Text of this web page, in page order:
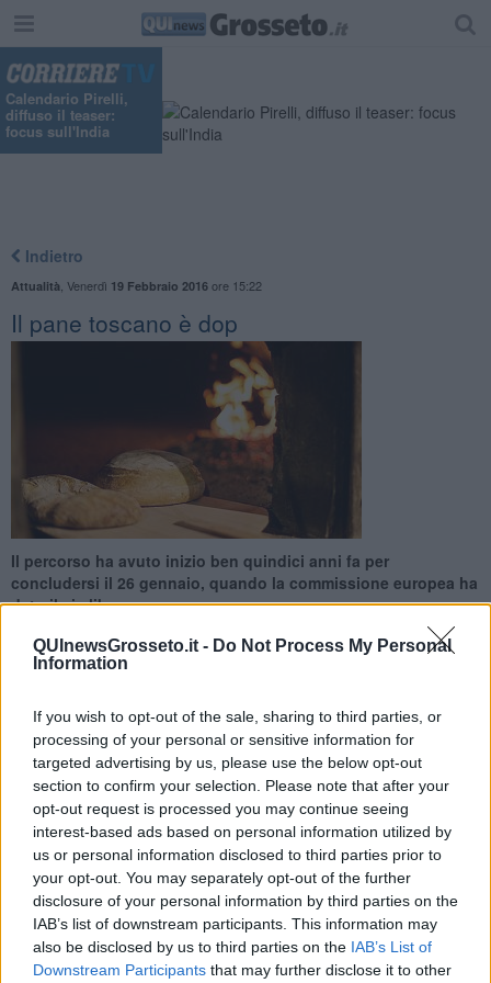
QUInewsGrosseto.it - Do Not Process My Personal
Information
If you wish to opt-out of the sale, sharing to third parties, or
processing of your personal or sensitive information for
targeted advertising by us, please use the below opt-out
section to confirm your selection. Please note that after your
opt-out request is processed you may continue seeing
interest-based ads based on personal information utilized by
us or personal information disclosed to third parties prior to
your opt-out. You may separately opt-out of the further
disclosure of your personal information by third parties on the
IAB’s list of downstream participants. This information may
also be disclosed by us to third parties on the IAB’s List of
Downstream Participants that may further disclose it to other
Calendario Pirelli,
diffuso il teaser:
focus sull'India
Indietro
Attualità Venerdì 19 Febbraio 2016ore 15:22
Il pane toscano è dop
Il percorso ha avuto inizio ben quindici anni fa per
concludersi il 26 gennaio, quando la commissione europea ha
dato il via libera
GROSSETO —L’annuncio è stato dato da Confagricoltura.
Finalmente anche questo prodotto, apprezzato e stimato, ha una
denominazione di origine protetta che ne identifica l’unicità in tutta
la regione e l’Unione Europea.
A presentare questo importante riconoscimento sono stati i
promotori, tra cui il direttore di Confagricoltura GrossetoPaolo
Rossi, insieme al Consorzio di promozione e tutela del pane
toscano a lievitazione naturale, il consorzio Imp.Agri e diversi
produttori di grano.